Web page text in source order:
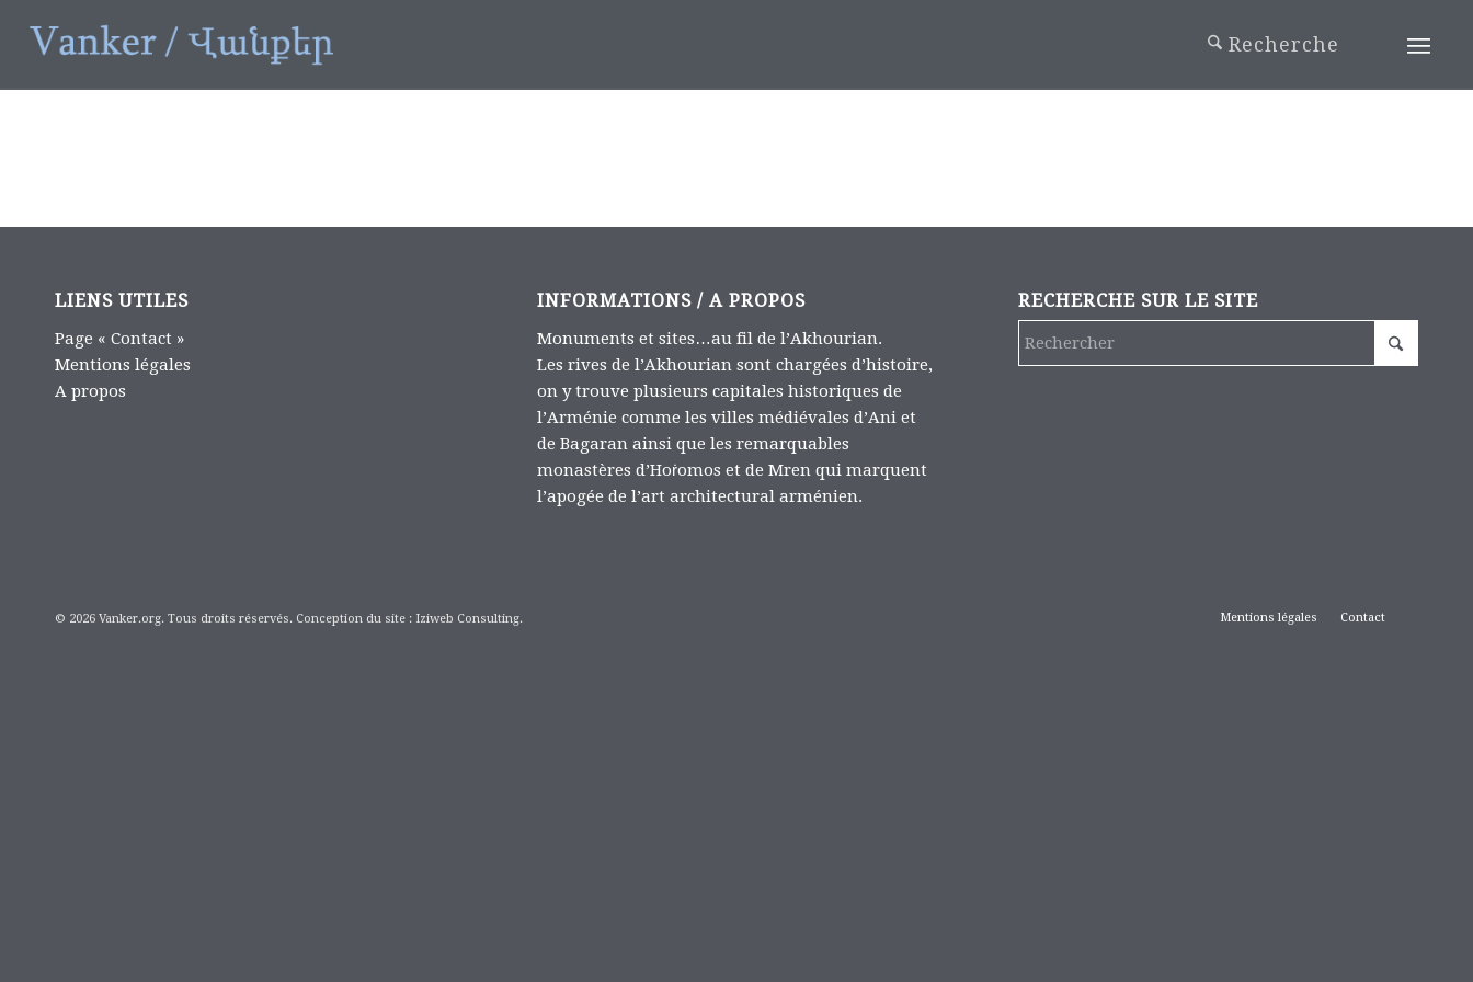
LIENS UTILES
Page « Contact »
Mentions légales
A propos
INFORMATIONS / A PROPOS
Monuments et sites…au fil de l’Akhourian.
Les rives de l’Akhourian sont chargées d’histoire,
on y trouve plusieurs capitales historiques de
l’Arménie comme les villes médiévales d’Ani et
de Bagaran ainsi que les remarquables
monastères d’Hoṙomos et de Mren qui marquent
l’apogée de l’art architectural arménien.
RECHERCHE SUR LE SITE
© 2026 Vanker.org. Tous droits réservés. Conception du site : Iziweb Consulting. Mentions légales Contact